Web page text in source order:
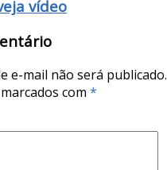
vídeo
e-mail não será publicado.
com *